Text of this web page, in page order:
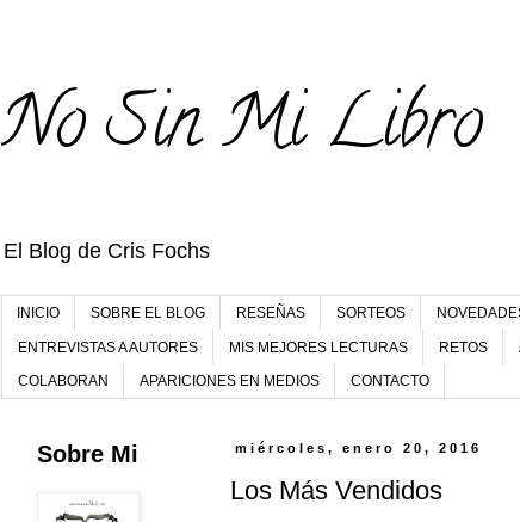
No Sin Mi Libro
El Blog de Cris Fochs
INICIO SOBRE EL BLOG RESEÑAS SORTEOS
ENTREVISTAS A AUTORES MIS MEJORES LECTURAS RETOS
COLABORAN APARICIONES EN MEDIOS CONTACTO
miércoles, enero 20, 2016
Los Más Vendidos
Sobre Mi